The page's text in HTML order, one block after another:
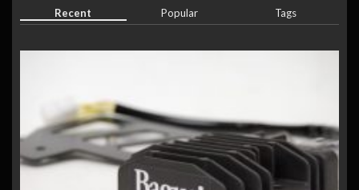
Recent Popular Tags